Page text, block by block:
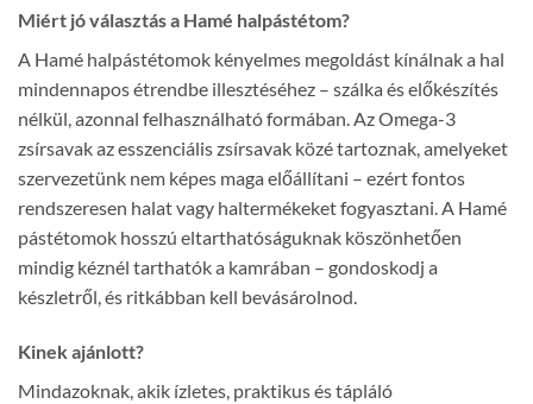
Miért jó választás a Hamé halpástétom?
A Hamé halpástétomok kényelmes megoldást kínálnak a hal
mindennapos étrendbe illesztéséhez – szálka és előkészítés
nélkül, azonnal felhasználható formában. Az Omega-3
zsírsavak az esszenciális zsírsavak közé tartoznak, amelyeket
szervezetünk nem képes maga előállítani – ezért fontos
rendszeresen halat vagy haltermékeket fogyasztani. A Hamé
pástétomok hosszú eltarthatóságuknak köszönhetően
mindig kéznél tarthatók a kamrában – gondoskodj a
készletről, és ritkábban kell bevásárolnod.
Kinek ajánlott?
Mindazoknak, akik ízletes, praktikus és tápláló